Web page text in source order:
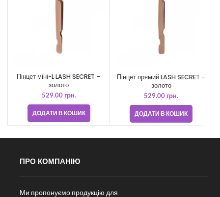
Пінцет міні-L LASH SECRET –
золото
529.00 грн.
ДОДАТИ В КОШИК
Пінцет прямий LASH SECRET –
золото
529.00 грн.
ДОДАТИ В КОШИК
ПРО КОМПАНІЮ
Ми пропонуємо продукцію для